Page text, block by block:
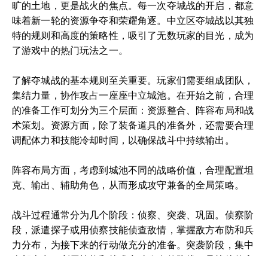
旷的土地，更是战火的焦点。每一次夺城战的开启，都意
味着新一轮的资源争夺和荣耀角逐。中立区夺城战以其独
特的规则和高度的策略性，吸引了无数玩家的目光，成为
了游戏中的热门玩法之一。
了解夺城战的基本规则至关重要。玩家们需要组成团队，
集结力量，协作攻占一座座中立城池。在开始之前，合理
的准备工作可划分为三个层面：资源整合、阵容布局和战
术策划。资源方面，除了装备道具的准备外，还需要合理
调配体力和技能冷却时间，以确保战斗中持续输出。
阵容布局方面，考虑到城池不同的战略价值，合理配置坦
克、输出、辅助角色，从而形成攻守兼备的全局策略。
战斗过程通常分为几个阶段：侦察、突袭、巩固。侦察阶
段，派遣探子或用侦察技能侦查敌情，掌握敌方布防和兵
力分布，为接下来的行动做充分的准备。突袭阶段，集中